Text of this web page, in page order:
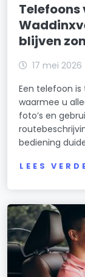
Telefoons
blijven
17 mei 2026
Een telefoon
waarmee u
foto’s en
bediening
LEES